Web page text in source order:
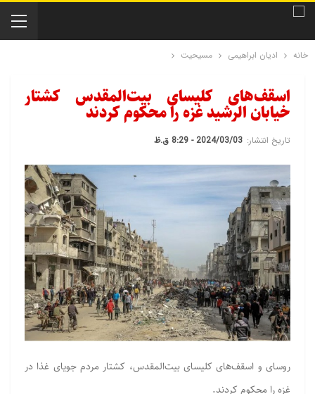
خانه ادیان ابراهیمی مسیحیت
اسقف‌های کلیسای بیت‌المقدس کشتار
خیابان الرشید غزه را محکوم کردند
تاریخ انتشار: 2024/03/03 - 8:29 ق.ظ
روسای و اسقف‌های کلیسای بیت‌المقدس، کشتار مردم جویای غذا در
غزه را محکوم کردند.